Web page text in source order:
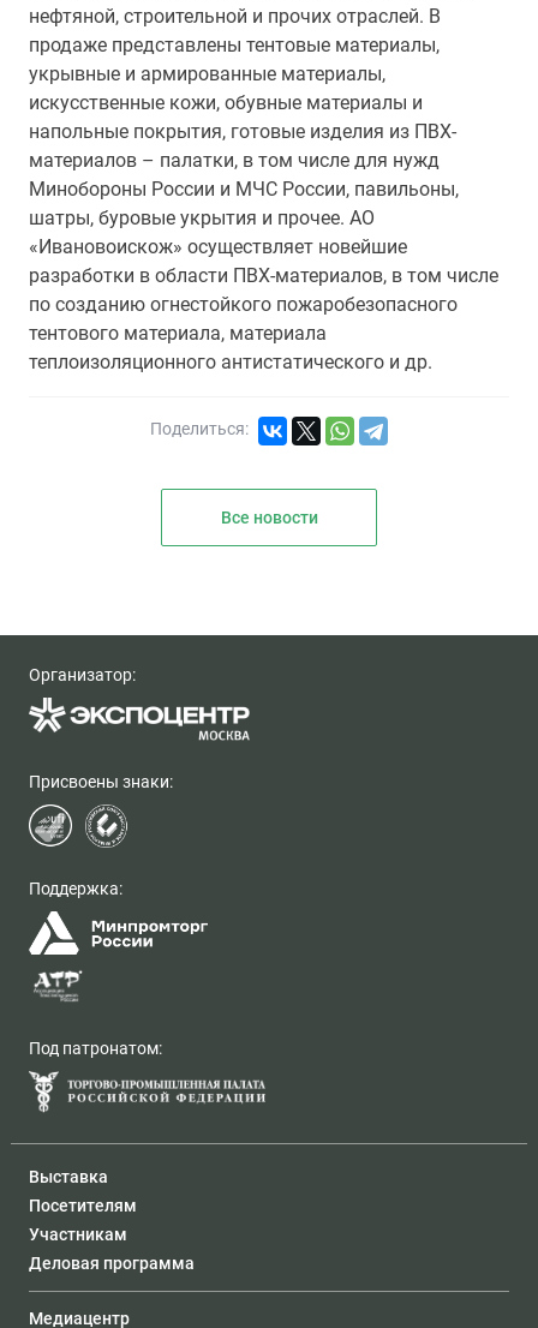
нефтяной, строительной и прочих отраслей. В
продаже представлены тентовые материалы,
укрывные и армированные материалы,
искусственные кожи, обувные материалы и
напольные покрытия, готовые изделия из ПВХ-
материалов – палатки, в том числе для нужд
Минобороны России и МЧС России, павильоны,
шатры, буровые укрытия и прочее. АО
«Ивановоискож» осуществляет новейшие
разработки в области ПВХ-материалов, в том числе
по созданию огнестойкого пожаробезопасного
тентового материала, материала
теплоизоляционного антистатического и др.
Поделиться:
Все новости
Организатор:
Присвоены знаки:
Поддержка:
Под патронатом:
Выставка
Посетителям
Участникам
Деловая программа
Медиацентр